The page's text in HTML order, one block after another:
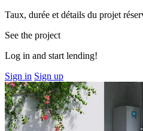
Taux, durée et détails du projet
See the project
Log in and start lending!
Sign in Sign up